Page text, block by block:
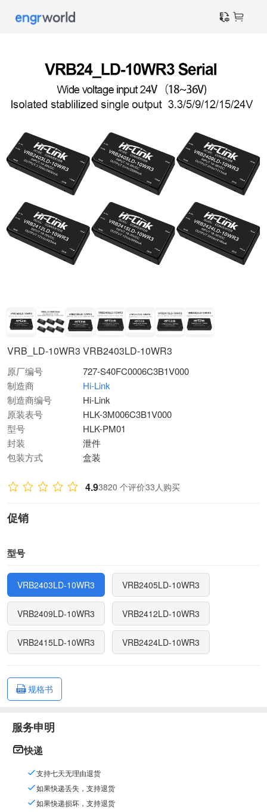
VRB_LD-10WR3 VRB2403LD-10WR3
原厂编号
727-S40FC0006C3B1V000
制造商
Hi-Link
制造商编号
Hi-Link
原装表号
HLK-3M006C3B1V000
型号
HLK-PM01
封装
泄件
包装方式
盒装
4.93820 个评价33人购买
促销
型号
VRB2403LD-10WR3 VRB2405LD-10WR3
VRB2409LD-10WR3 VRB2412LD-10WR3
VRB2415LD-10WR3 VRB2424LD-10WR3
规格书
服务申明
快递
支持七天无理由退货
如果快递丢失，支持退货
如果快递损坏，支持退货